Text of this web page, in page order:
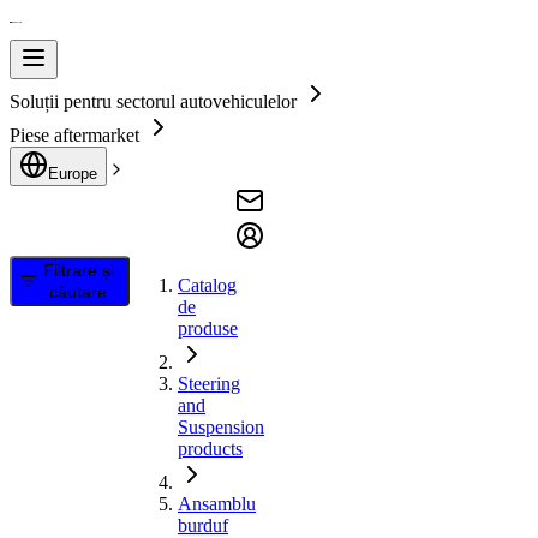
Soluții pentru sectorul autovehiculelor
Piese aftermarket
Europe
Filtrare și
căutare
Catalog
de
produse
Steering
and
Suspension
products
Ansamblu
burduf